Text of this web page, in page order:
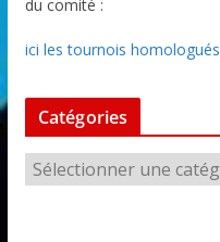
du comité :
ici les tournois homologués
Catégories
a